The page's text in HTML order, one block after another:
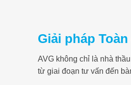
Giải pháp
AVG không chỉ là nhà
từ giai đoạn tư vấn đến